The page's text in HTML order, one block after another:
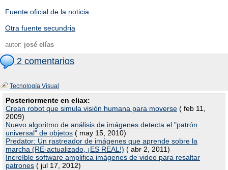
Fuente oficial de la noticia
Otra fuente secundria
autor: josé elías
2 comentarios
Tecnología Visual
Posteriormente en eliax:
Crean robot que simula visión humana para moverse ( feb 11,
2009)
Nuevo algoritmo de análisis de imágenes detecta el "patrón
universal" de objetos ( may 15, 2010)
Predator: Un rastreador de imágenes que aprende sobre la
marcha (RE-actualizado, ¡ES REAL!) ( abr 2, 2011)
Increíble software amplifica imágenes de video para resaltar
patrones ( jul 17, 2012)